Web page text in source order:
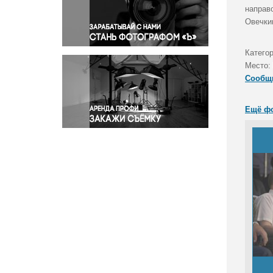
Правосудие
Происшествия и конфликты
Религия
Светская жизнь
Спорт
Экология
Экономика и бизнес
Место:
Ещё